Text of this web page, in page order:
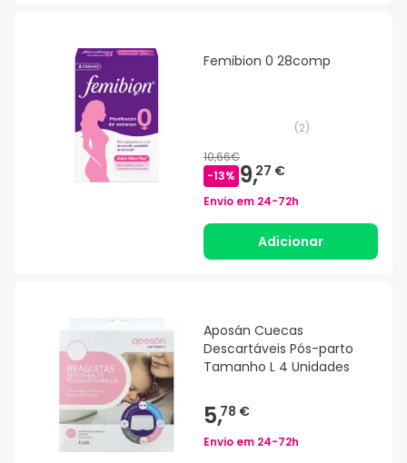
Femibion 0 28comp
(2)
10,66€
-13% 9,27 €
Envio em 24-72h
Adicionar
Aposán Cuecas
Descartáveis Pós-parto
Tamanho L 4 Unidades
5,78 €
Envio em 24-72h